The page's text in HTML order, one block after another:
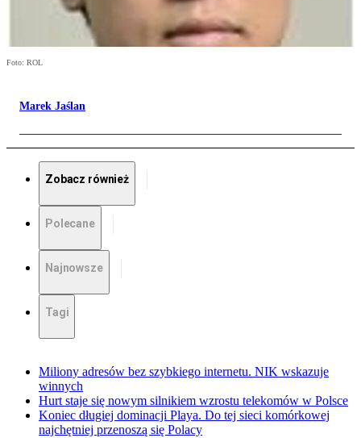
Foto: ROL
Marek Jaślan
Zobacz również
Polecane
Najnowsze
Tagi
Miliony adresów bez szybkiego internetu. NIK wskazuje
winnych
Hurt staje się nowym silnikiem wzrostu telekomów w Polsce
Koniec długiej dominacji Playa. Do tej sieci komórkowej
najchętniej przenoszą się Polacy